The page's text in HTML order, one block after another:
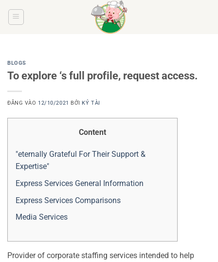
BLOGS
To explore ‘s full profile, request access.
ĐĂNG VÀO 12/10/2021 BỞI KÝ TÀI
Content
"eternally Grateful For Their Support &
Expertise"
Express Services General Information
Express Services Comparisons
Media Services
Provider of corporate staffing services intended to help